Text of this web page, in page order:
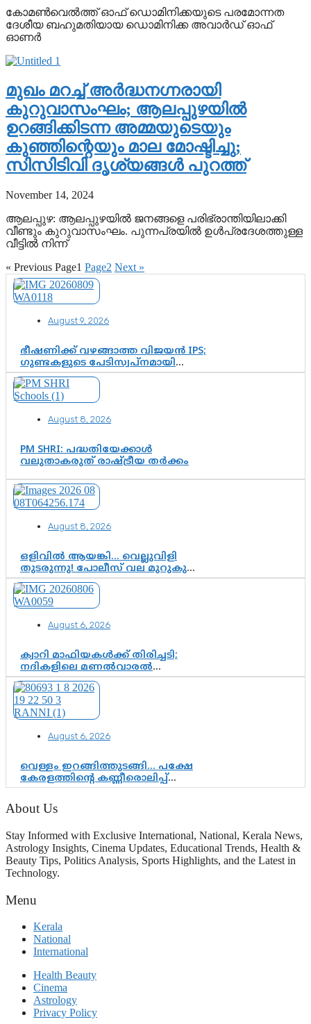
കോമണ്‍വെല്‍ത്ത് ഓഫ് ഡൊമിനിക്കയുടെ പരമോന്നത
ദേശീയ ബഹുമതിയായ ഡൊമിനിക്ക അവാര്‍ഡ് ഓഫ്
ഓണര്‍
മുഖം മറച്ച് അര്‍ദ്ധനഗ്നരായി
കുറുവാസംഘം; ആലപ്പുഴയില്‍
ഉറങ്ങിക്കിടന്ന അമ്മയുടെയും
കുഞ്ഞിന്റെയും മാല മോഷ്ടിച്ചു;
സിസിടിവി ദൃശ്യങ്ങള്‍ പുറത്ത്
November 14, 2024
ആലപ്പുഴ: ആലപ്പുഴയില്‍ ജനങ്ങളെ പരിഭ്രാന്തിയിലാക്കി
വീണ്ടും കുറുവാസംഘം. പുന്നപ്രയില്‍ ഉള്‍പ്രദേശത്തുള്ള
വീട്ടില്‍ നിന്ന്
« Previous Page1 Page2 Next »
August 9, 2026
ഭീഷണിക്ക് വഴങ്ങാത്ത വിജയൻ IPS;
ഗുണ്ടകളുടെ പേടിസ്വപ്നമായി
കാർത്തിക്—ചെന്നിത്തലയുടെ ‘പവർ
ഹോം’ ഓപ്പറേഷനിൽ ആയങ്കി
കുടുങ്ങി!
August 8, 2026
PM SHRI: പദ്ധതിയേക്കാൾ
വലുതാകരുത് രാഷ്ട്രീയ തർക്കം
August 8, 2026
ഒളിവിൽ ആയങ്കി… വെല്ലുവിളി
തുടരുന്നു! പോലീസ് വല മുറുകുന്നു;
പിടികൂടാൻ SIT രംഗത്ത്. ഇനി ചോദ്യം
ആയങ്കി എവിടെ എന്നത് മാത്രം അല്ല
—ആയങ്കി കസ്റ്റഡിയിലായാൽ
വിവരങ്ങൾ?”
August 6, 2026
ക്വാറി മാഫിയകൾക്ക് തിരിച്ചടി;
നദികളിലെ മണൽവാരൽ
പുനരാരംഭിക്കാൻ വി.ഡി. സർക്കാർ
തീരുമാനം
August 6, 2026
വെള്ളം ഇറങ്ങിത്തുടങ്ങി… പക്ഷേ
കേരളത്തിന്റെ കണ്ണീരൊലിപ്പ്
എന്നവസാനിക്കും?
About Us
Stay Informed with Exclusive International, National, Kerala News,
Astrology Insights, Cinema Updates, Educational Trends, Health &
Beauty Tips, Politics Analysis, Sports Highlights, and the Latest in
Technology.
Menu
Kerala
National
International
Health Beauty
Cinema
Astrology
Privacy Policy